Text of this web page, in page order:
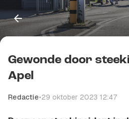
Gewonde door
Apel
Redactie•29 oktober 2023 12:47